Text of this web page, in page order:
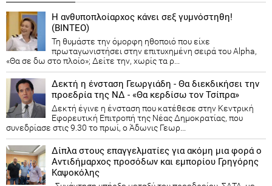
Η ανθυποπλοίαρχος κάνει σεξ γυμνόστηθη!
(ΒΙΝΤΕΟ)
Τη θυμάστε την όμορφη ηθοποιό που είχε
πρωταγωνιστήσει στην επιτυχημένη σειρά του Alpha,
«Θα σε δω στο πλοίο»; Δείτε την, χωρίς τα ρ...
Δεκτή η ένσταση Γεωργιάδη - Θα διεκδικήσει την
προεδρία της ΝΔ - «Θα κερδίσω τον Τσίπρα»
Δεκτή έγινε η ένσταση που κατέθεσε στην Κεντρική
Εφορευτική Επιτροπή της Νέας Δημοκρατίας, που
συνεδρίασε στις 9.30 το πρωί, ο Άδωνις Γεωρ...
Δίπλα στους επαγγελματίες για ακόμη μια φορά ο
Αντιδήμαρχος προσόδων και εμπορίου Γρηγόρης
Καψοκόλης